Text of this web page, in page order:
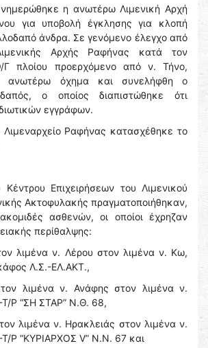
η ανωτέρω Λιμενική Αρχή
για υποβολή έγκλησης για κλοπή
άνδρα. Σε γενόμενο έλεγχο από
Αρχής Ραφήνας κατά τον
Γ πλοίου προερχόμενο από ν. Τήνο,
ανωτέρω όχημα και συνελήφθη ο
ο οποίος διαπιστώθηκε ότι
εγγράφων.
Λιμεναρχείο Ραφήνας κατασχέθηκε το
Επιχειρήσεων του Λιμενικού
Ακτοφυλακής πραγματοποιήθηκαν,
ασθενών, οι οποίοι έχρηζαν
περίθαλψης:
λιμένα ν. Λέρου στον λιμένα ν. Κω,
Λ.Σ.-ΕΛ.ΑΚΤ.,
λιμένα ν. Ανάφης στον λιμένα ν.
Ρ “ΣΗ ΣΤΑΡ” Ν.Θ. 68,
λιμένα ν. Ηρακλειάς στον λιμένα ν.
Ρ “ΚΥΡΙΑΡΧΟΣ V” Ν.Ν. 67 και